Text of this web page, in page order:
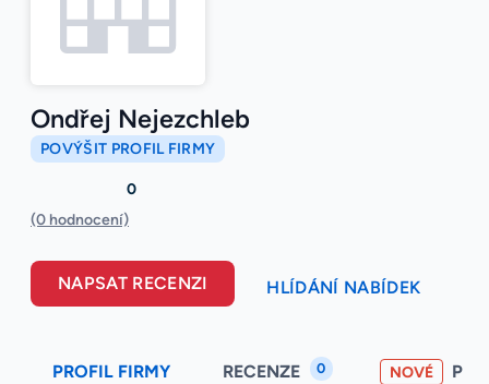
Ondřej Nejezchleb
POVÝŠIT PROFIL FIRMY
0
(0 hodnocení)
NAPSAT RECENZI HLÍDÁNÍ NABÍDEK
PROFIL FIRMY RECENZE 0 NOVÉ